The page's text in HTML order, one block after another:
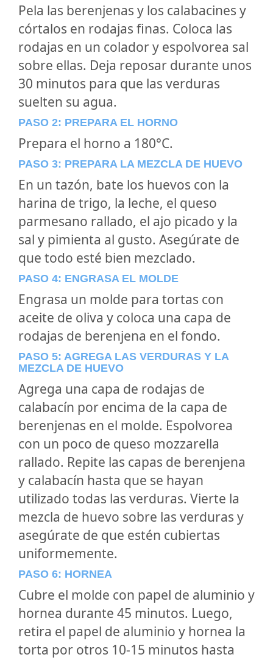
Pela las berenjenas y los calabacines y
córtalos en rodajas finas. Coloca las
rodajas en un colador y espolvorea sal
sobre ellas. Deja reposar durante unos
30 minutos para que las verduras
suelten su agua.
PASO 2: PREPARA EL HORNO
Prepara el horno a 180°C.
PASO 3: PREPARA LA MEZCLA DE HUEVO
En un tazón, bate los huevos con la
harina de trigo, la leche, el queso
parmesano rallado, el ajo picado y la
sal y pimienta al gusto. Asegúrate de
que todo esté bien mezclado.
PASO 4: ENGRASA EL MOLDE
Engrasa un molde para tortas con
aceite de oliva y coloca una capa de
rodajas de berenjena en el fondo.
PASO 5: AGREGA LAS VERDURAS Y LA
MEZCLA DE HUEVO
Agrega una capa de rodajas de
calabacín por encima de la capa de
berenjenas en el molde. Espolvorea
con un poco de queso mozzarella
rallado. Repite las capas de berenjena
y calabacín hasta que se hayan
utilizado todas las verduras. Vierte la
mezcla de huevo sobre las verduras y
asegúrate de que estén cubiertas
uniformemente.
PASO 6: HORNEA
Cubre el molde con papel de aluminio y
hornea durante 45 minutos. Luego,
retira el papel de aluminio y hornea la
torta por otros 10-15 minutos hasta